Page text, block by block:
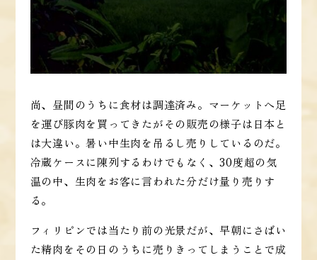
尚、昼間のうちに食材は調達済み。マーケットへ足
を運び豚肉を買ってきたがその販売の様子は日本と
は大違い。暑い中生肉を吊るし売りしているのだ。
冷蔵ケースに陳列するわけでもなく、30度超の気
温の中、生肉をお客に言われた分だけ量り売りす
る。
フィリピンでは当たり前の光景だが、早朝にさばい
た精肉をその日のうちに売りきってしまうことで成